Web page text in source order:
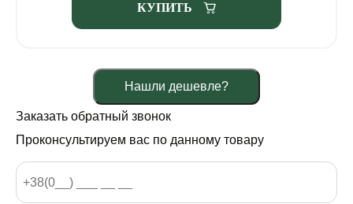
КУПИТЬ
Нашли дешевле?
Заказать обратный звонок
Проконсультируем вас по данному товару